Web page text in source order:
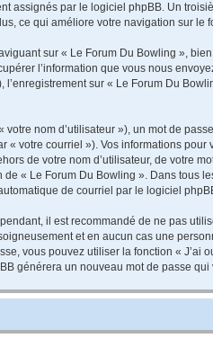
assignés par le logiciel phpBB. Un
ce qui améliore votre navigation sur le
sur « Le Forum Du Bowling »,
l’information que vous nous
sur « Le Forum Du
nom d’utilisateur »), un mot de
votre courriel »). Vos informations
de votre nom d’utilisateur, de votre
« Le Forum Du Bowling ». Dans tous
de courriel par le logiciel
il est recommandé de ne pas
et en aucun cas une
vous pouvez utiliser la fonction «
générera un nouveau mot de passe qui